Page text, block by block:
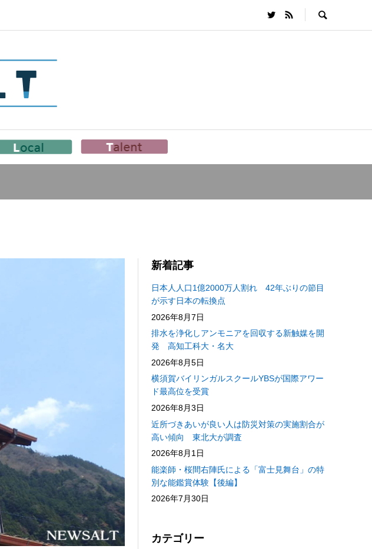
新着記事
日本人人口1億2000万人割れ 42年ぶりの節目
が示す日本の転換点
2026年8月7日
排水を浄化しアンモニアを回収する新触媒を開
発 高知工科大・名大
2026年8月5日
横須賀バイリンガルスクールYBSが国際アワー
ド最高位を受賞
2026年8月3日
近所づきあいが良い人は防災対策の実施割合が
高い傾向 東北大が調査
2026年8月1日
能楽師・桜間右陣氏による「富士見舞台」の特
別な能鑑賞体験【後編】
2026年7月30日
カテゴリー